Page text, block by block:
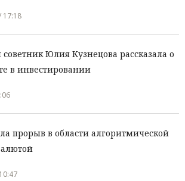
17:18
Юлия Кузнецова рассказала о
в инвестировании
прорыв в области алгоритмической